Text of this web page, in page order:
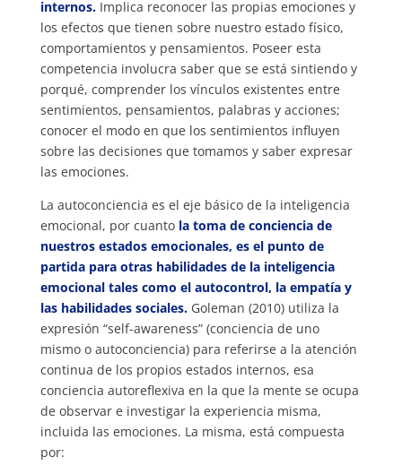
internos.Implica reconocer las propias emociones y
los efectos que tienen sobre nuestro estado físico,
comportamientos y pensamientos. Poseer esta
competencia involucra saber que se está sintiendo y
porqué, comprender los vínculos existentes entre
sentimientos, pensamientos, palabras y acciones;
conocer el modo en que los sentimientos influyen
sobre las decisiones que tomamos y saber expresar
las emociones.
La autoconciencia es el eje básico de la inteligencia
emocional, por cuanto la toma de conciencia de
nuestros estados emocionales, es el punto de
partida para otras habilidades de la inteligencia
emocional tales como el autocontrol, la empatía y
las habilidades sociales.Goleman (2010) utiliza la
expresión “self-awareness” (conciencia de uno
mismo o autoconciencia) para referirse a la atención
continua de los propios estados internos, esa
conciencia autoreflexiva en la que la mente se ocupa
de observar e investigar la experiencia misma,
incluida las emociones. La misma, está compuesta
por: